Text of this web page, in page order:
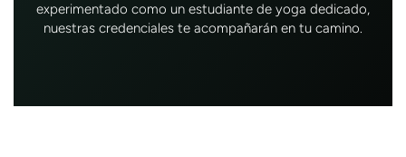
experimentado como un estudiante de yoga dedicado,
nuestras credenciales te acompañarán en tu camino.